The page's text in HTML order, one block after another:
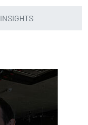
INSIGHTS